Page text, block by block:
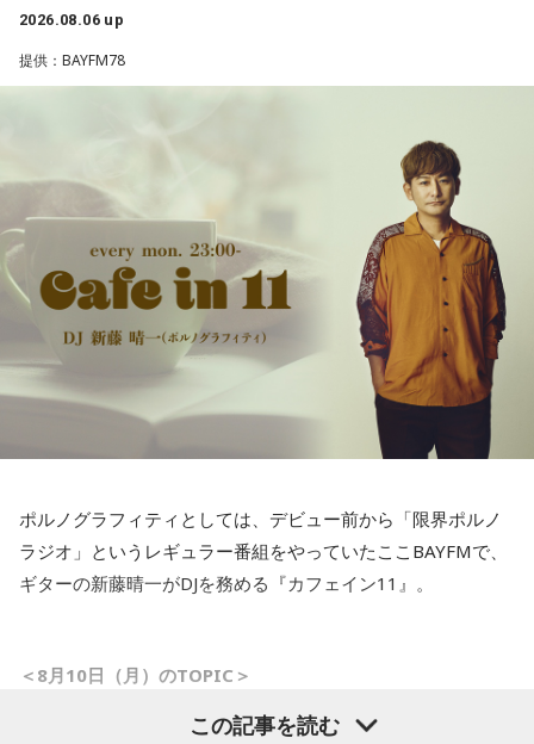
2026.08.06 up
提供：BAYFM78
ポルノグラフィティとしては、デビュー前から「限界ポルノ
ラジオ」というレギュラー番組をやっていたここBAYFMで、
ギターの新藤晴一がDJを務める『カフェイン11』。
＜8月10日（月）のTOPIC＞
ポルノ晴一 相談室、面白い話、他！
この記事を読む